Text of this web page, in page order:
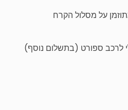
על מסלול הקרח
לרכב ספורט (בתשלום נוסף)